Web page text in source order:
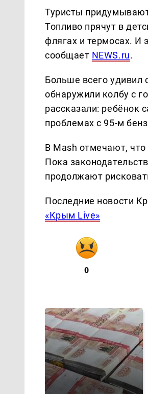
Туристы
Топливо прячут в
флягах и термосах. И
сообщает NEWS.ru.
Больше всего удивил
обнаружили колбу с
рассказали: ребёнок
проблемах с 95-м
В Mash отмечают, что
Пока
продолжают
Последние новости
«Крым Live»
0